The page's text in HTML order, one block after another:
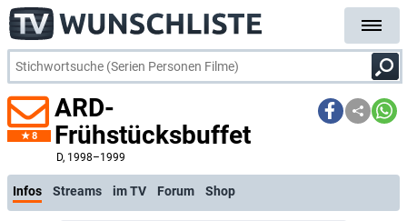
8
ARD-
Frühstücksbuffet
D, 1998–1999
Infos Streams im TV Forum Shop